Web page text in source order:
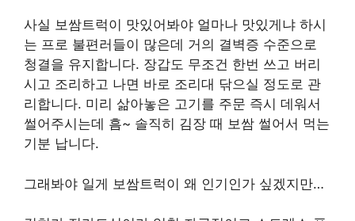
사실 보쌈트럭이 맛있어봐야 얼마나 맛있게냐 하시
는 프로 불편러들이 많은데 거의 결벽증 수준으로
청결을 유지합니다. 장갑도 무조건 한번 쓰고 버리
시고 조리하고 나면 바로 조리대 닦으실 정도로 관
리합니다. 미리 삶아놓은 고기를 주문 즉시 데워서
썰어주시는데 흠~ 솔직히 김장 때 보쌈 썰어서 먹는
기분 납니다.
그래봐야 일게 보쌈트럭이 왜 인기인가 싶겠지만…